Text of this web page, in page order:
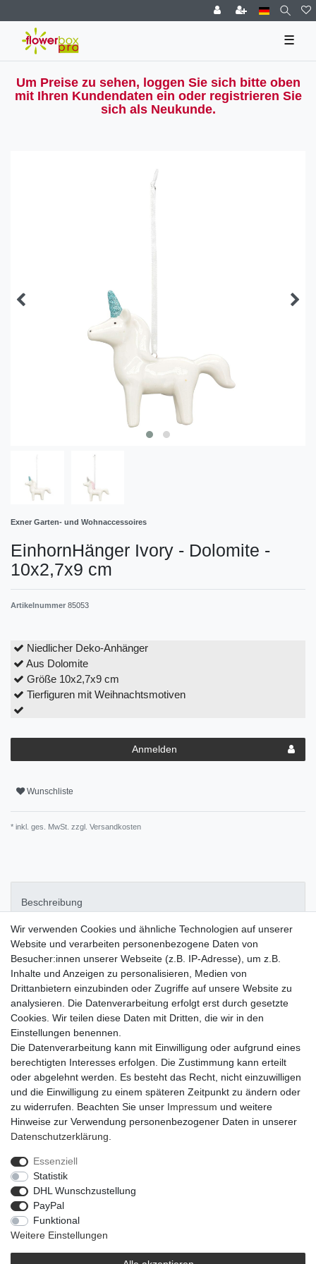
☰
Um Preise zu sehen, loggen Sie sich bitte oben
mit Ihren Kundendaten ein oder registrieren Sie
sich als Neukunde.
Exner Garten- und Wohnaccessoires
EinhornHänger Ivory - Dolomite -
10x2,7x9 cm
Artikelnummer 85053
Niedlicher Deko-Anhänger
Aus Dolomite
Größe 10x2,7x9 cm
Tierfiguren mit Weihnachtsmotiven
Anmelden
Wunschliste
* inkl. ges. MwSt. zzgl. Versandkosten
Beschreibung
Pflegehinweise
Artikel-Details
Der EinhornHänger Ivory besteht aus Dolomite und besitzt eine
Größe von 10x2,7x9 cm. Er ist in weiß mit blauen oder pinken
Details erhältlich und ist eine optimale Dekoration zu jeder
Jahreszeit.
Widerrufs­recht
Daten­schutz­erklärung
Wir verwenden Cookies und ähnliche Technologien auf unserer
Website und verarbeiten personenbezogene Daten von
Besucher:innen unserer Webseite (z.B. IP-Adresse), um z.B.
Inhalte und Anzeigen zu personalisieren, Medien von
Drittanbietern einzubinden oder Zugriffe auf unsere Website zu
analysieren. Die Datenverarbeitung erfolgt erst durch gesetzte
Cookies. Wir teilen diese Daten mit Dritten, die wir in den
Einstellungen benennen.
Die Datenverarbeitung kann mit Einwilligung oder aufgrund eines
berechtigten Interesses erfolgen. Die Zustimmung kann erteilt
oder abgelehnt werden. Es besteht das Recht, nicht einzuwilligen
und die Einwilligung zu einem späteren Zeitpunkt zu ändern oder
zu widerrufen. Beachten Sie unser Impressum und weitere
Hinweise zur Verwendung personenbezogener Daten in unserer
Daten­schutz­erklärung
Essenziell
Statistik
DHL Wunschzustellung
PayPal
Funktional
Weitere Einstellungen